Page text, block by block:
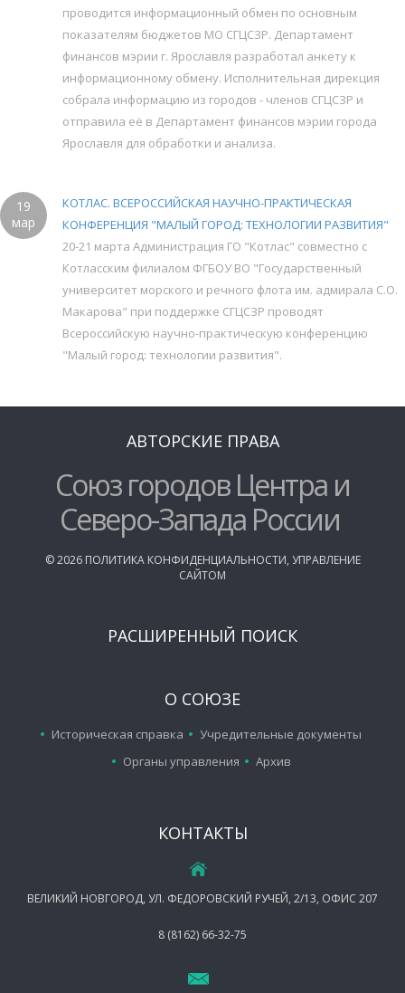
проводится информационный обмен по основным
показателям бюджетов МО СГЦСЗР. Департамент
финансов мэрии г. Ярославля разработал анкету к
информационному обмену. Исполнительная дирекция
собрала информацию из городов - членов СГЦСЗР и
отправила её в Департамент финансов мэрии города
Ярославля для обработки и анализа.
19
мар
КОТЛАС. ВСЕРОССИЙСКАЯ НАУЧНО-ПРАКТИЧЕСКАЯ
КОНФЕРЕНЦИЯ "МАЛЫЙ ГОРОД: ТЕХНОЛОГИИ РАЗВИТИЯ"
20-21 марта Администрация ГО "Котлас" совместно с
Котласским филиалом ФГБОУ ВО "Государственный
университет морского и речного флота им. адмирала С.О.
Макарова" при поддержке СГЦСЗР проводят
Всероссийскую научно-практическую конференцию
"Малый город: технологии развития".
АВТОРСКИЕ ПРАВА
Союз городов Центра и
Северо-Запада России
©2026 ПОЛИТИКА КОНФИДЕНЦИАЛЬНОСТИ, УПРАВЛЕНИЕ
САЙТОМ
РАСШИРЕННЫЙ ПОИСК
О СОЮЗЕ
Историческая справка
Учредительные документы
Органы управления
Архив
КОНТАКТЫ
ВЕЛИКИЙ НОВГОРОД, УЛ. ФЕДОРОВСКИЙ РУЧЕЙ, 2/13, ОФИС 207
8 (8162) 66-32-75